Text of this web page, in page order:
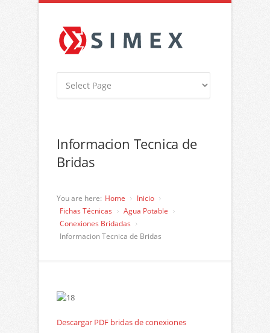
Informacion Tecnica de
Bridas
You are here: Home
Inicio
Fichas Técnicas
Agua Potable
Conexiones Bridadas
Informacion Tecnica de Bridas
Descargar PDF bridas de conexiones